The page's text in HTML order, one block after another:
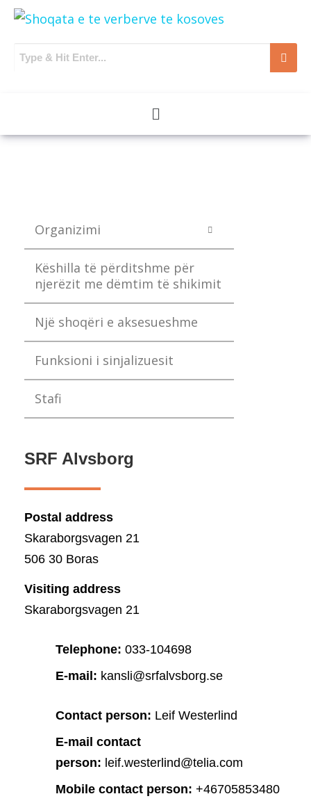
Organizimi
Këshilla të përditshme për
njerëzit me dëmtim të shikimit
Një shoqëri e aksesueshme
Funksioni i sinjalizuesit
Stafi
SRF Alvsborg
Postal address
Skaraborgsvagen 21
506 30 Boras
Visiting address
Skaraborgsvagen 21
Telephone: 033-104698
E-mail: kansli@srfalvsborg.se
Contact person: Leif Westerlind
E-mail contact
person: leif.westerlind@telia.com
Mobile contact person: +46705853480